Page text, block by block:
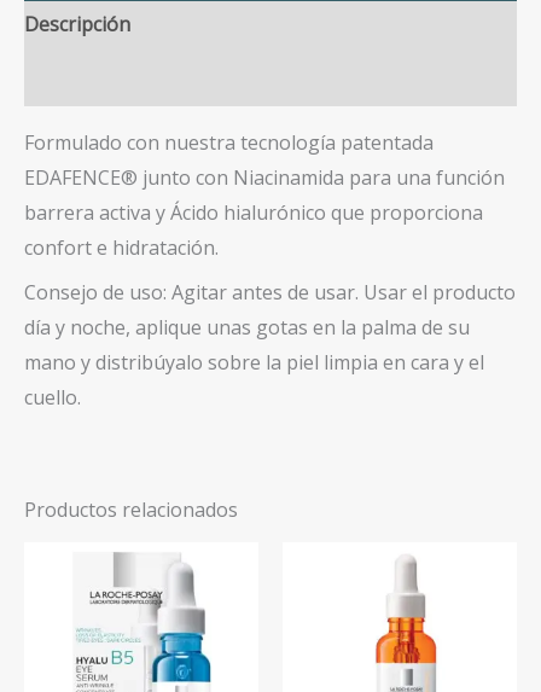
Descripción
Formulado con nuestra tecnología patentada
EDAFENCE® junto con Niacinamida para una función
barrera activa y Ácido hialurónico que proporciona
confort e hidratación.
Consejo de uso: Agitar antes de usar. Usar el producto
día y noche, aplique unas gotas en la palma de su
mano y distribúyalo sobre la piel limpia en cara y el
cuello.
Productos relacionados